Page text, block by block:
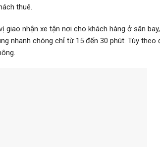
thuê.
nhận xe tận nơi cho khách hàng ở sân
nhanh chóng chỉ từ 15 đến 30 phút. Tùy theo